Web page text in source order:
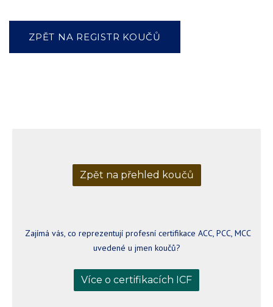
ZPĚT NA REGISTR KOUČŮ
Zpět na přehled koučů
Zajímá vás, co reprezentují profesní certifikace ACC, PCC, MCC
uvedené u jmen koučů?
Více o certifikacích ICF